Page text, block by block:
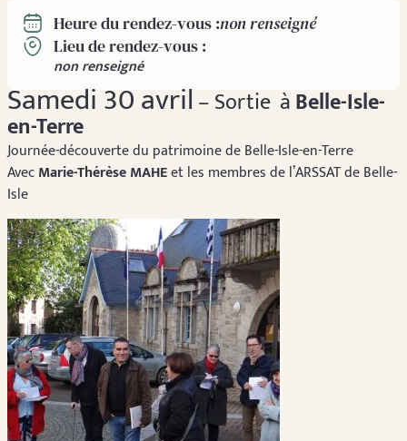
Heure du rendez-vous :non renseigné
Lieu de rendez-vous :
non renseigné
Samedi 30 avril– Sortie àBelle-Isle-
en-Terre
Journée-découverte du patrimoine de Belle-Isle-en-Terre
AvecMarie-Thérèse MAHEet les membres de l’ARSSAT de Belle-
Isle